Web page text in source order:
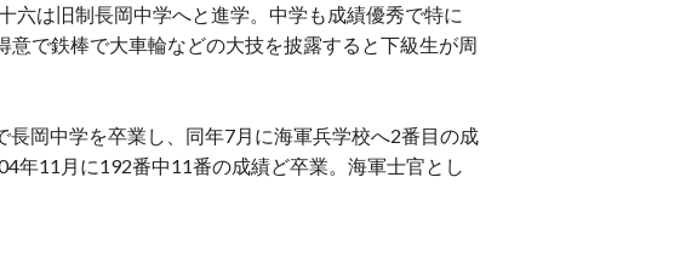
六は旧制長岡中学へと進学。中学も成績優秀で特に
で鉄棒で大車輪などの大技を披露すると下級生が周
岡中学を卒業し、同年7月に海軍兵学校へ2番目の成
年11月に192番中11番の成績ど卒業。海軍士官とし